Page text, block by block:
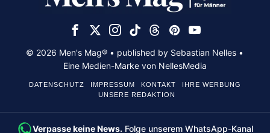
© 2026 Men's Mag® • published by Sebastian Nelles •
Eine Medien-Marke von NellesMedia
DATENSCHUTZ IMPRESSUM KONTAKT
IHRE WERBUNG
UNSERE REDAKTION
Verpasse keine News. Folge unserem WhatsApp-Kanal